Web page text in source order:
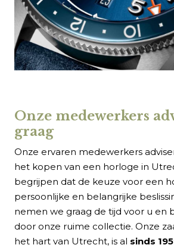
Onze medewerkers
graag
Onze ervaren medewerkers
het kopen van een horloge in
begrijpen dat de keuze voor een
persoonlijke en belangrijke
nemen we graag de tijd voor u en
door onze ruime collectie. Onze
het hart van Utrecht, is al sinds